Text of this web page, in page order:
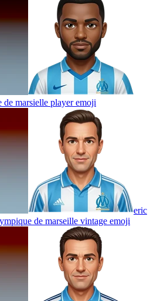
marsielle playeremoji
eric
de marseille vintage emoji